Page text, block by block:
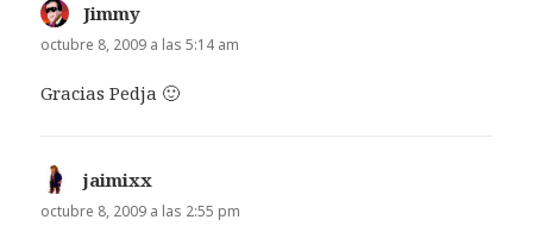
Jimmy
octubre 8, 2009 a las 5:14 am
Gracias Pedja 🙂
jaimixx
octubre 8, 2009 a las 2:55 pm